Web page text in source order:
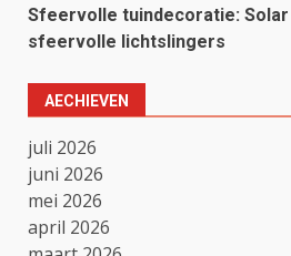
Sfeervolle tuindecoratie:
sfeervolle lichtslingers
AECHIEVEN
juli 2026
juni 2026
mei 2026
april 2026